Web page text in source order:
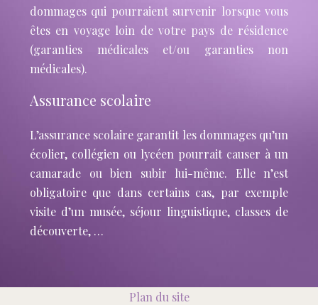
dommages qui pourraient survenir lorsque vous
êtes en voyage loin de votre pays de résidence
(garanties médicales et/ou garanties non
médicales).
Assurance scolaire
L’assurance scolaire garantit les dommages qu’un
écolier, collégien ou lycéen pourrait causer à un
camarade ou bien subir lui-même. Elle n’est
obligatoire que dans certains cas, par exemple
visite d’un musée, séjour linguistique, classes de
découverte, …
Plan du site